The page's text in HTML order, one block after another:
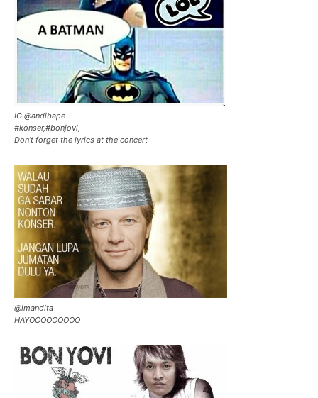
IG @andibape
#konser,#bonjovi,
Don’t forget the lyrics at the concert
@imandita
HAYOOOOOOOOO